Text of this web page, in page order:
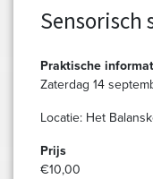
Sensorisch
Praktische
Zaterdag 14
Locatie: Het
Prijs
€10,00